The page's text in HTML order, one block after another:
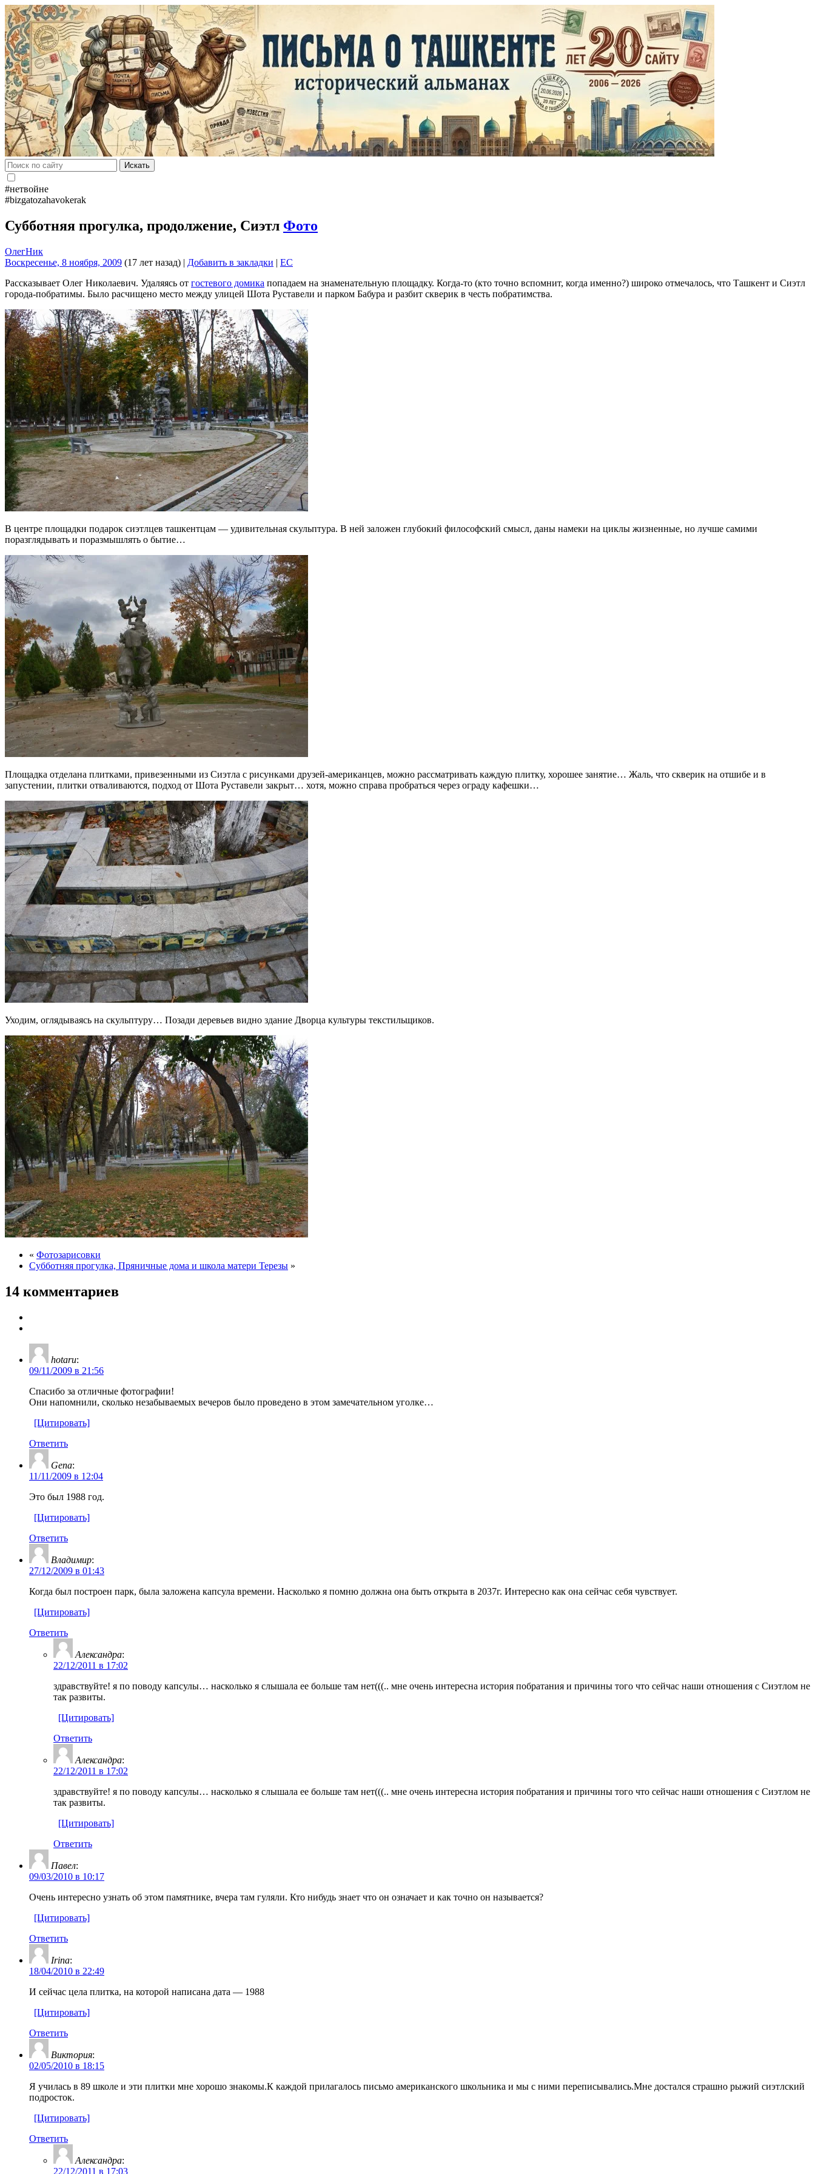
Искать
#нетвойне
#bizgatozahavokerak
Субботняя прогулка, продолжение, Сиэтл Фото
ОлегНик
Воскресенье, 8 ноября, 2009 (17 лет назад) | Добавить в закладки | EC
Рассказывает Олег Николаевич. Удаляясь от гостевого домика попадаем на знаменательную площадку. Когда-то (кто точно вспомнит, когда именно?) широко отмечалось, что Ташкент и Сиэтл
города-побратимы. Было расчищено место между улицей Шота Руставели и парком Бабура и разбит скверик в честь побратимства.
В центре площадки подарок сиэтлцев ташкентцам — удивительная скульптура. В ней заложен глубокий философский смысл, даны намеки на циклы жизненные, но лучше самими
поразглядывать и поразмышлять о бытие…
Площадка отделана плитками, привезенными из Сиэтла с рисунками друзей-американцев, можно рассматривать каждую плитку, хорошее занятие… Жаль, что скверик на отшибе и в
запустении, плитки отваливаются, подход от Шота Руставели закрыт… хотя, можно справа пробраться через ограду кафешки…
Уходим, оглядываясь на скульптуру… Позади деревьев видно здание Дворца культуры текстильщиков.
« Фотозарисовки
Субботняя прогулка, Пряничные дома и школа матери Терезы »
14 комментариев
hotaru:
09/11/2009 в 21:56
Спасибо за отличные фотографии!
Они напомнили, сколько незабываемых вечеров было проведено в этом замечательном уголке…
[Цитировать]
Ответить
Gena:
11/11/2009 в 12:04
Это был 1988 год.
[Цитировать]
Ответить
Владимир:
27/12/2009 в 01:43
Когда был построен парк, была заложена капсула времени. Насколько я помню должна она быть открыта в 2037г. Интересно как она сейчас себя чувствует.
[Цитировать]
Ответить
Александра:
22/12/2011 в 17:02
здравствуйте! я по поводу капсулы… насколько я слышала ее больше там нет(((.. мне очень интересна история побратания и причины того что сейчас наши отношения с Сиэтлом не
так развиты.
[Цитировать]
Ответить
Александра:
22/12/2011 в 17:02
здравствуйте! я по поводу капсулы… насколько я слышала ее больше там нет(((.. мне очень интересна история побратания и причины того что сейчас наши отношения с Сиэтлом не
так развиты.
[Цитировать]
Ответить
Павел:
09/03/2010 в 10:17
Очень интересно узнать об этом памятнике, вчера там гуляли. Кто нибудь знает что он означает и как точно он называется?
[Цитировать]
Ответить
Irina:
18/04/2010 в 22:49
И сейчас цела плитка, на которой написана дата — 1988
[Цитировать]
Ответить
Виктория:
02/05/2010 в 18:15
Я училась в 89 школе и эти плитки мне хорошо знакомы.К каждой прилагалось письмо американского школьника и мы с ними переписывались.Мне достался страшно рыжий сиэтлский
подросток.
[Цитировать]
Ответить
Александра:
22/12/2011 в 17:03